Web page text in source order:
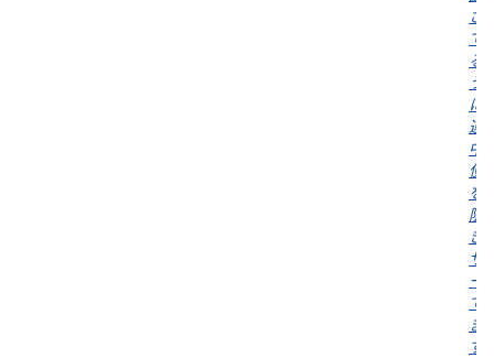
さ
て
る
う
に
運
中
使
を
限
き
サ
ー
で
ま
す